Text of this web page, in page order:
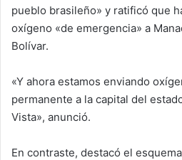
pueblo brasileño» y ratificó que
oxígeno «de emergencia» a
Bolívar.
«Y ahora estamos enviando
permanente a la capital del
Vista», anunció.
En contraste, destacó el